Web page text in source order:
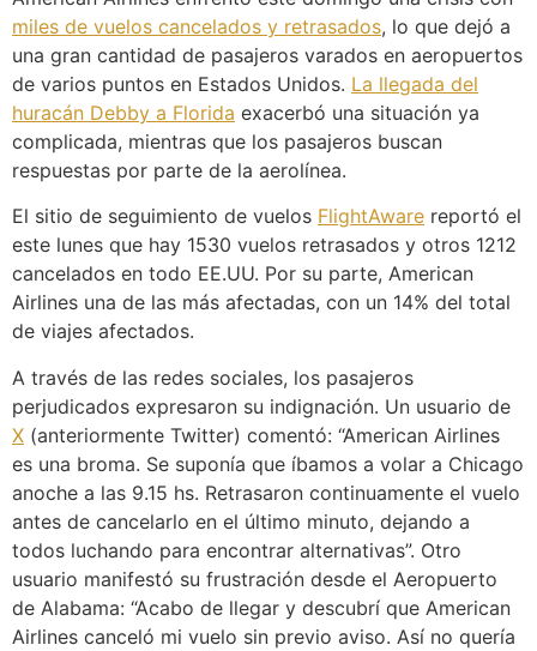
miles de vuelos cancelados y retrasados, lo que dejó a
una gran cantidad de pasajeros varados en aeropuertos
de varios puntos en Estados Unidos. La llegada del
huracán Debby a Florida exacerbó una situación ya
complicada, mientras que los pasajeros buscan
respuestas por parte de la aerolínea.
El sitio de seguimiento de vuelos FlightAware reportó el
este lunes que hay 1530 vuelos retrasados y otros 1212
cancelados en todo EE.UU. Por su parte, American
Airlines una de las más afectadas, con un 14% del total
de viajes afectados.
A través de las redes sociales, los pasajeros
perjudicados expresaron su indignación. Un usuario de
X (anteriormente Twitter) comentó: “American Airlines
es una broma. Se suponía que íbamos a volar a Chicago
anoche a las 9.15 hs. Retrasaron continuamente el vuelo
antes de cancelarlo en el último minuto, dejando a
todos luchando para encontrar alternativas”. Otro
usuario manifestó su frustración desde el Aeropuerto
de Alabama: “Acabo de llegar y descubrí que American
Airlines canceló mi vuelo sin previo aviso. Así no quería